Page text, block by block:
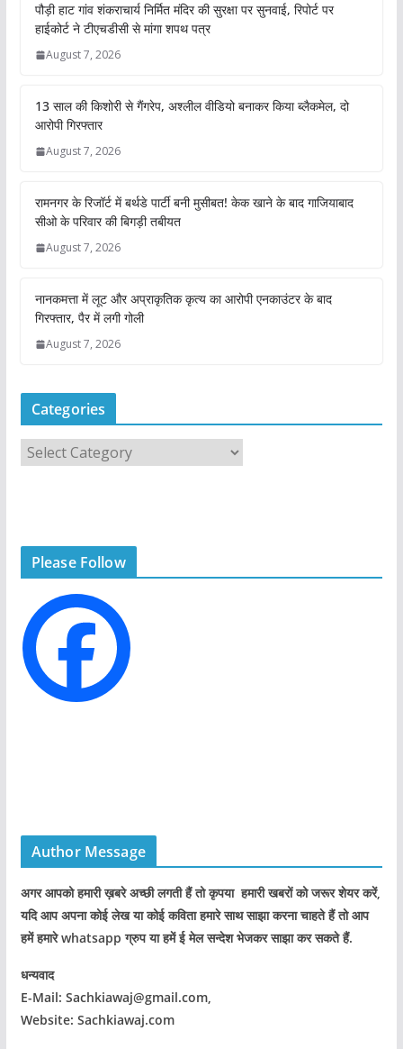
पौड़ी हाट गांव शंकराचार्य निर्मित मंदिर की सुरक्षा पर सुनवाई, रिपोर्ट पर
हाईकोर्ट ने टीएचडीसी से मांगा शपथ पत्र
August 7, 2026
13 साल की किशोरी से गैंगरेप, अश्लील वीडियो बनाकर किया ब्लैकमेल, दो
आरोपी गिरफ्तार
August 7, 2026
रामनगर के रिजॉर्ट में बर्थडे पार्टी बनी मुसीबत! केक खाने के बाद गाजियाबाद
सीओ के परिवार की बिगड़ी तबीयत
August 7, 2026
नानकमत्ता में लूट और अप्राकृतिक कृत्य का आरोपी एनकाउंटर के बाद
गिरफ्तार, पैर में लगी गोली
August 7, 2026
Categories
e
s
Please Follow
Author Message
अगर आपको हमारी ख़बरे अच्छी लगती हैं तो कृपया हमारी खबरों को जरूर शेयर करें,
यदि आप अपना कोई लेख या कोई कविता हमारे साथ साझा करना चाहते हैं तो आप
हमें हमारे whatsapp ग्रुप या हमें ई मेल सन्देश भेजकर साझा कर सकते हैं.
धन्यवाद
E-Mail: Sachkiawaj@gmail.com,
Website: Sachkiawaj.com